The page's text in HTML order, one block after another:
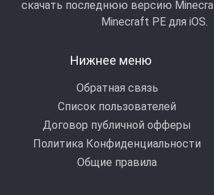
скачать последнюю версию
Minecraft РЕ для iOS.
Нижнее меню
Обратная связь
Список пользователей
Договор публичной офферы
Политика Конфиденциальности
Общие правила